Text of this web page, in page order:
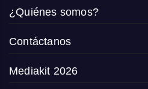
¿Quiénes somos?
Contáctanos
Mediakit 2026